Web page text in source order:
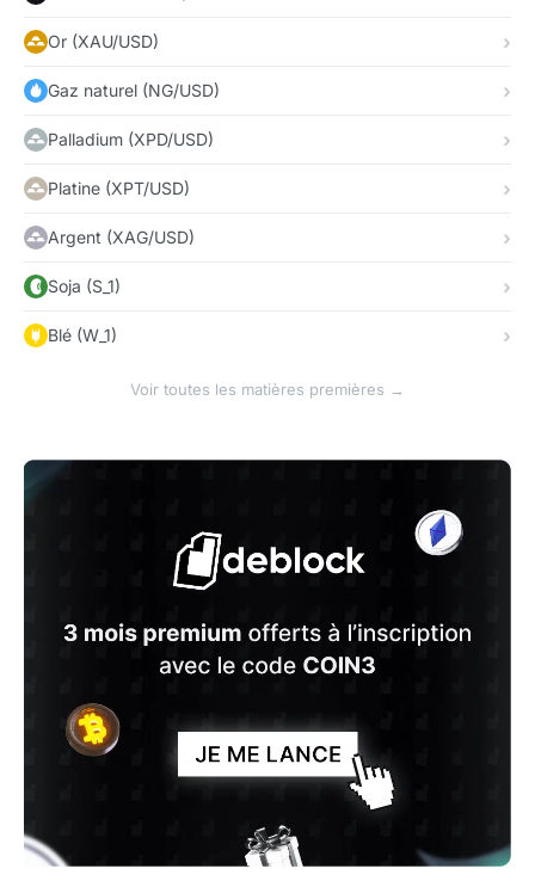
Or (XAU/USD)
Gaz naturel (NG/USD)
Palladium (XPD/USD)
Platine (XPT/USD)
Argent (XAG/USD)
Soja (S_1)
Blé (W_1)
Voir toutes les matières premières →